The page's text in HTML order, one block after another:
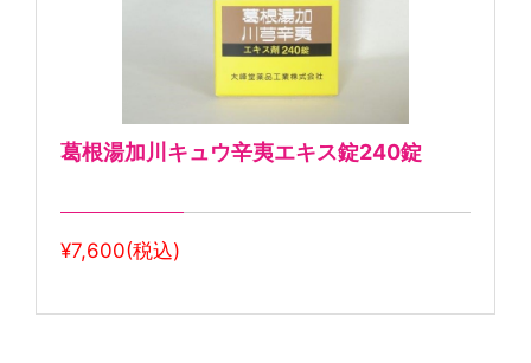
葛根湯加川キュウ辛夷エキス錠240錠
¥7,600(税込)